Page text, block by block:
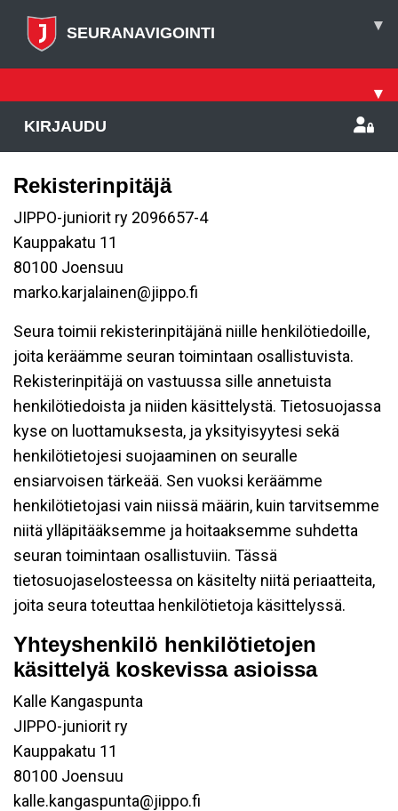
SEURANAVIGOINTI ▾
▾
KIRJAUDU
Rekisterinpitäjä
JIPPO-juniorit ry 2096657-4
Kauppakatu 11
80100 Joensuu
marko.karjalainen@jippo.fi
Seura toimii rekisterinpitäjänä niille henkilötiedoille,
joita keräämme seuran toimintaan osallistuvista.
Rekisterinpitäjä on vastuussa sille annetuista
henkilötiedoista ja niiden käsittelystä. Tietosuojassa
kyse on luottamuksesta, ja yksityisyytesi sekä
henkilötietojesi suojaaminen on seuralle
ensiarvoisen tärkeää. Sen vuoksi keräämme
henkilötietojasi vain niissä määrin, kuin tarvitsemme
niitä ylläpitääksemme ja hoitaaksemme suhdetta
seuran toimintaan osallistuviin. Tässä
tietosuojaselosteessa on käsitelty niitä periaatteita,
joita seura toteuttaa henkilötietoja käsittelyssä.
Yhteyshenkilö henkilötietojen
käsittelyä koskevissa asioissa
Kalle Kangaspunta
JIPPO-juniorit ry
Kauppakatu 11
80100 Joensuu
kalle.kangaspunta@jippo.fi